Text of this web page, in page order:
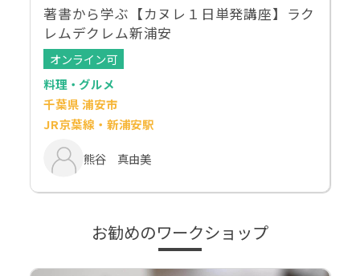
著書から学ぶ【カヌレ１日単発講座】ラク
レムデクレム新浦安
オンライン可
料理・グルメ
千葉県 浦安市
JR京葉線・新浦安駅
熊谷 真由美
お勧めのワークショップ